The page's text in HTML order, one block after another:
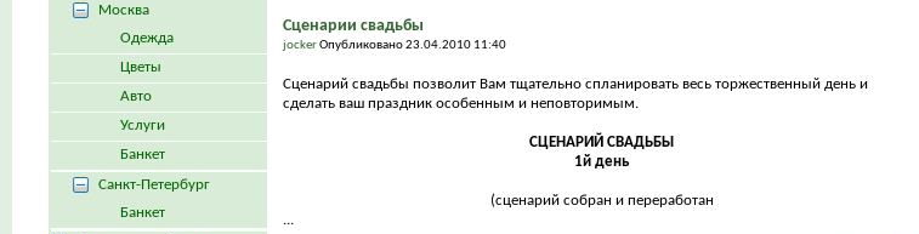
Сценарии свадьбы
jockerОпубликовано 23.04.2010 11:40
Сценарий свадьбы позволит Вам тщательно спланировать весь торжественный день и
сделать ваш праздник особенным и неповторимым.
СЦЕНАРИЙ СВАДЬБЫ
1й день
(сценарий собран и переработан
...
Москва
Одежда
Цветы
Авто
Услуги
Банкет
Санкт-Петербург
Банкет